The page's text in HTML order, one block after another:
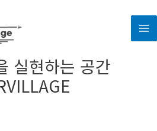
실현하는 공간